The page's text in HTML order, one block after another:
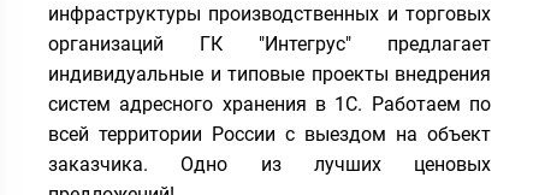
инфраструктуры производственных и торговых
организаций ГК "Интегрус" предлагает
индивидуальные и типовые проекты внедрения
систем адресного хранения в 1С. Работаем по
всей территории России с выездом на объект
заказчика. Одно из лучших ценовых